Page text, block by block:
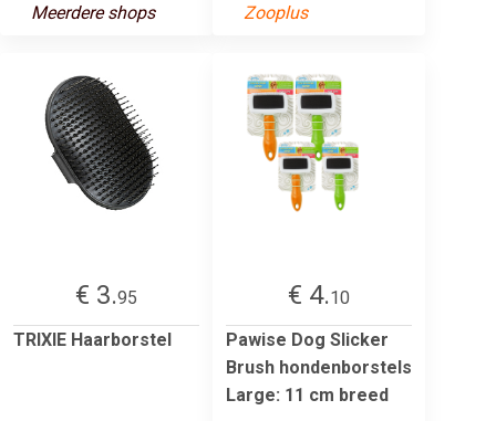
Meerdere shops Zooplus
€ 3.95
TRIXIE Haarborstel
€ 4.10
Pawise Dog Slicker
Brush hondenborstels
Large: 11 cm breed